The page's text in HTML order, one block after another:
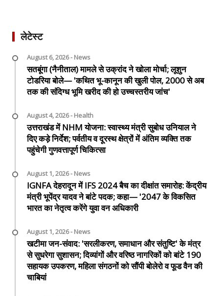
लेटेस्ट
August 6, 2026 - News
सतबूंगा (नैनीताल) मामले से उक्रांद ने खोला मोर्चा; लूशुन
टोडरिया बोले— 'कथित भू-कानून की खुली पोल, 2000 से अब
तक की संदिग्ध भूमि खरीद की हो उच्चस्तरीय जांच'
August 4, 2026 - Health
उत्तराखंड में NHM योजना: स्वास्थ्य मंत्री सुबोध उनियाल ने
दिए कड़े निर्देश; पर्वतीय व दूरस्थ क्षेत्रों में अंतिम व्यक्ति तक
पहुंचेगी गुणवत्तापूर्ण चिकित्सा
August 1, 2026 - News
IGNFA देहरादून में IFS 2024 बैच का दीक्षांत समारोह: केंद्रीय
मंत्री भूपेंद्र यादव ने बांटे पदक; कहा— '2047 के विकसित
भारत का नेतृत्व करेंगे युवा वन अधिकारी
August 1, 2026 - News
खटीमा जन-संवाद: 'सरलीकरण, समाधान और संतुष्टि' के मंत्र
से सुधरेगा सुशासन; दिव्यांगों और वरिष्ठ नागरिकों को बांटे 190
सहायक उपकरण, महिला संगठनों को सौंपी बोलेरो व फूड वैन की
चाबियां